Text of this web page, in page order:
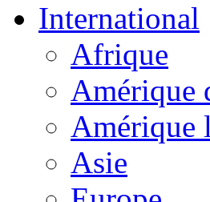
International
Afrique
Amérique
Amérique
Asie